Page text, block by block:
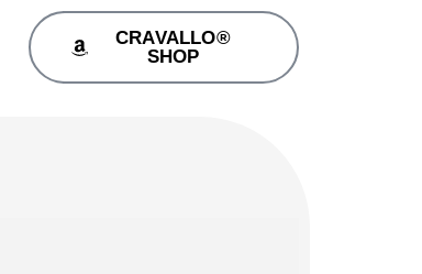
CRAVALLO®
SHOP